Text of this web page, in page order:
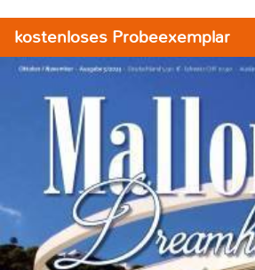
kostenloses Probeexemplar